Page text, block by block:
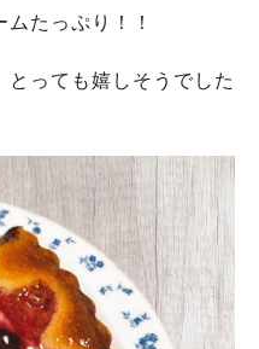
たっぷり！！
っても嬉しそうでした